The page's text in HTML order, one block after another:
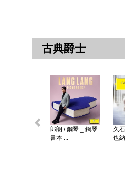
古典爵士
郎朗 / 鋼琴 _ 鋼琴
書本 ...
久
也